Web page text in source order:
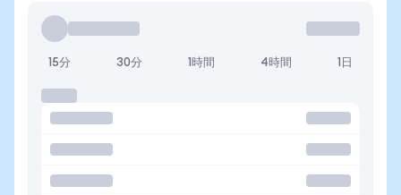
15分 30分 1時間 4時間 1日